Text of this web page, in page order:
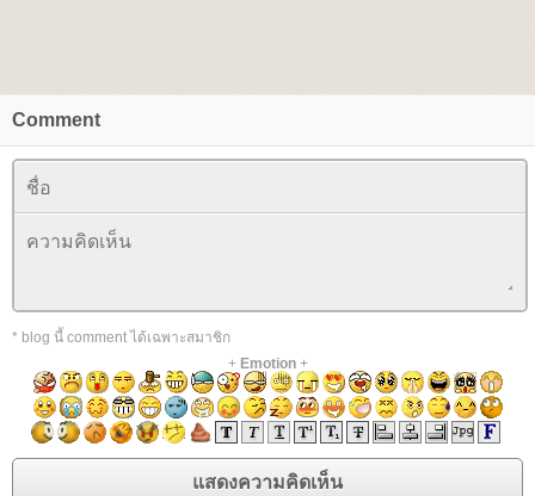
Comment
* blog นี้ comment ได้เฉพาะสมาชิก
+ Emotion+